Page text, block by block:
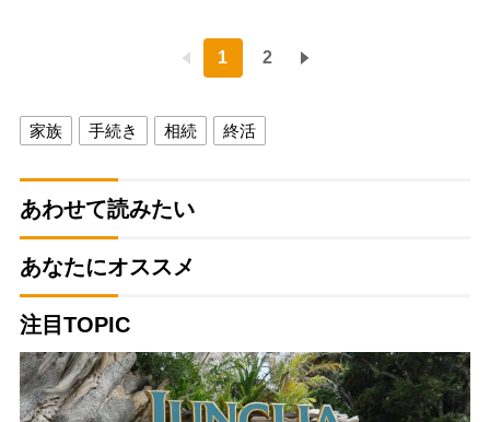
1 2
家族 手続き 相続 終活
あわせて読みたい
あなたにオススメ
注目TOPIC